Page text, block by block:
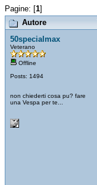
Pagine: [1]
Autore
50specialmax
Veterano
Offline
Posts: 1494
non chiederti cosa pu? fare
una Vespa per te...